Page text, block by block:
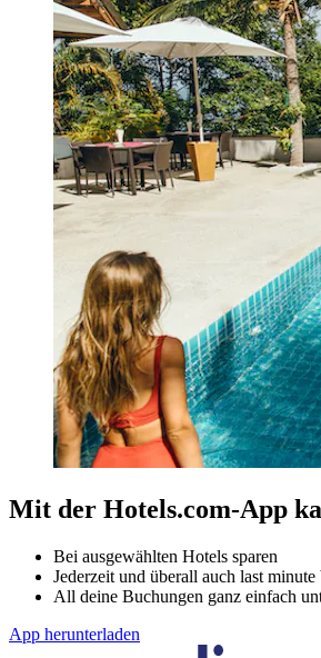
Mit der Hotels.com-App
Bei ausgewählten Hotels sparen
Jederzeit und überall auch last minute
All deine Buchungen ganz einfach
App herunterladen